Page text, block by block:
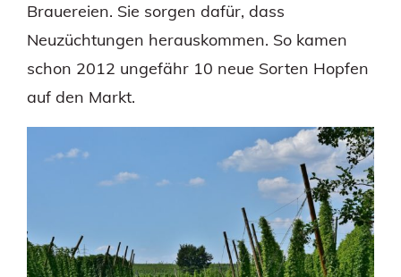
Brauereien. Sie sorgen dafür, dass
Neuzüchtungen herauskommen. So kamen
schon 2012 ungefähr 10 neue Sorten Hopfen
auf den Markt.